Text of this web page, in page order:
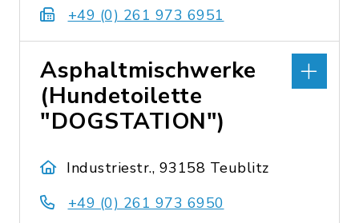
+49 (0) 261 973 6951
Asphaltmischwerke
(Hundetoilette
"DOGSTATION")
Industriestr., 93158 Teublitz
+49 (0) 261 973 6950